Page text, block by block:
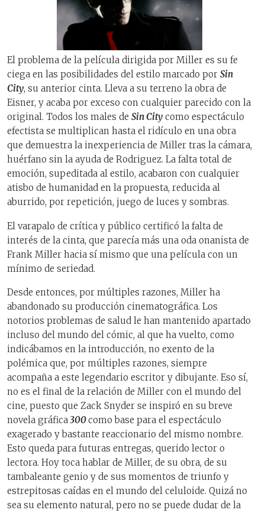
El problema de la película dirigida por Miller es su fe
ciega en las posibilidades del estilo marcado por Sin
City, su anterior cinta. Lleva a su terreno la obra de
Eisner, y acaba por exceso con cualquier parecido con la
original. Todos los males de Sin City como espectáculo
efectista se multiplican hasta el ridículo en una obra
que demuestra la inexperiencia de Miller tras la cámara,
huérfano sin la ayuda de Rodriguez. La falta total de
emoción, supeditada al estilo, acabaron con cualquier
atisbo de humanidad en la propuesta, reducida al
aburrido, por repetición, juego de luces y sombras.
El varapalo de crítica y público certificó la falta de
interés de la cinta, que parecía más una oda onanista de
Frank Miller hacia sí mismo que una película con un
mínimo de seriedad.
Desde entonces, por múltiples razones, Miller ha
abandonado su producción cinematográfica. Los
notorios problemas de salud le han mantenido apartado
incluso del mundo del cómic, al que ha vuelto, como
indicábamos en la introducción, no exento de la
polémica que, por múltiples razones, siempre
acompaña a este legendario escritor y dibujante. Eso sí,
no es el final de la relación de Miller con el mundo del
cine, puesto que Zack Snyder se inspiró en su breve
novela gráfica300como base para el espectáculo
exagerado y bastante reaccionario del mismo nombre.
Esto queda para futuras entregas, querido lector o
lectora. Hoy toca hablar de Miller, de su obra, de su
tambaleante genio y de sus momentos de triunfo y
estrepitosas caídas en el mundo del celuloide. Quizá no
sea su elemento natural, pero no se puede dudar de la